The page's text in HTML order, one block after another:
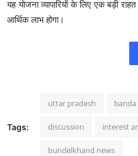
यह योजना व्यापारियों के लिए एक बड़ी
आर्थिक लाभ होगा।
Tags:
uttar pradesh banda
discussion interest
bundelkhand news